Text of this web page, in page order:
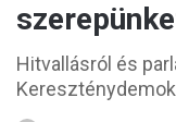
Hitvallásról és